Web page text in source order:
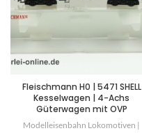
Fleischmann H0 | 5471 SHELL
Kesselwagen | 4-Achs
Güterwagen mit OVP
Modelleisenbahn Lokomotiven |